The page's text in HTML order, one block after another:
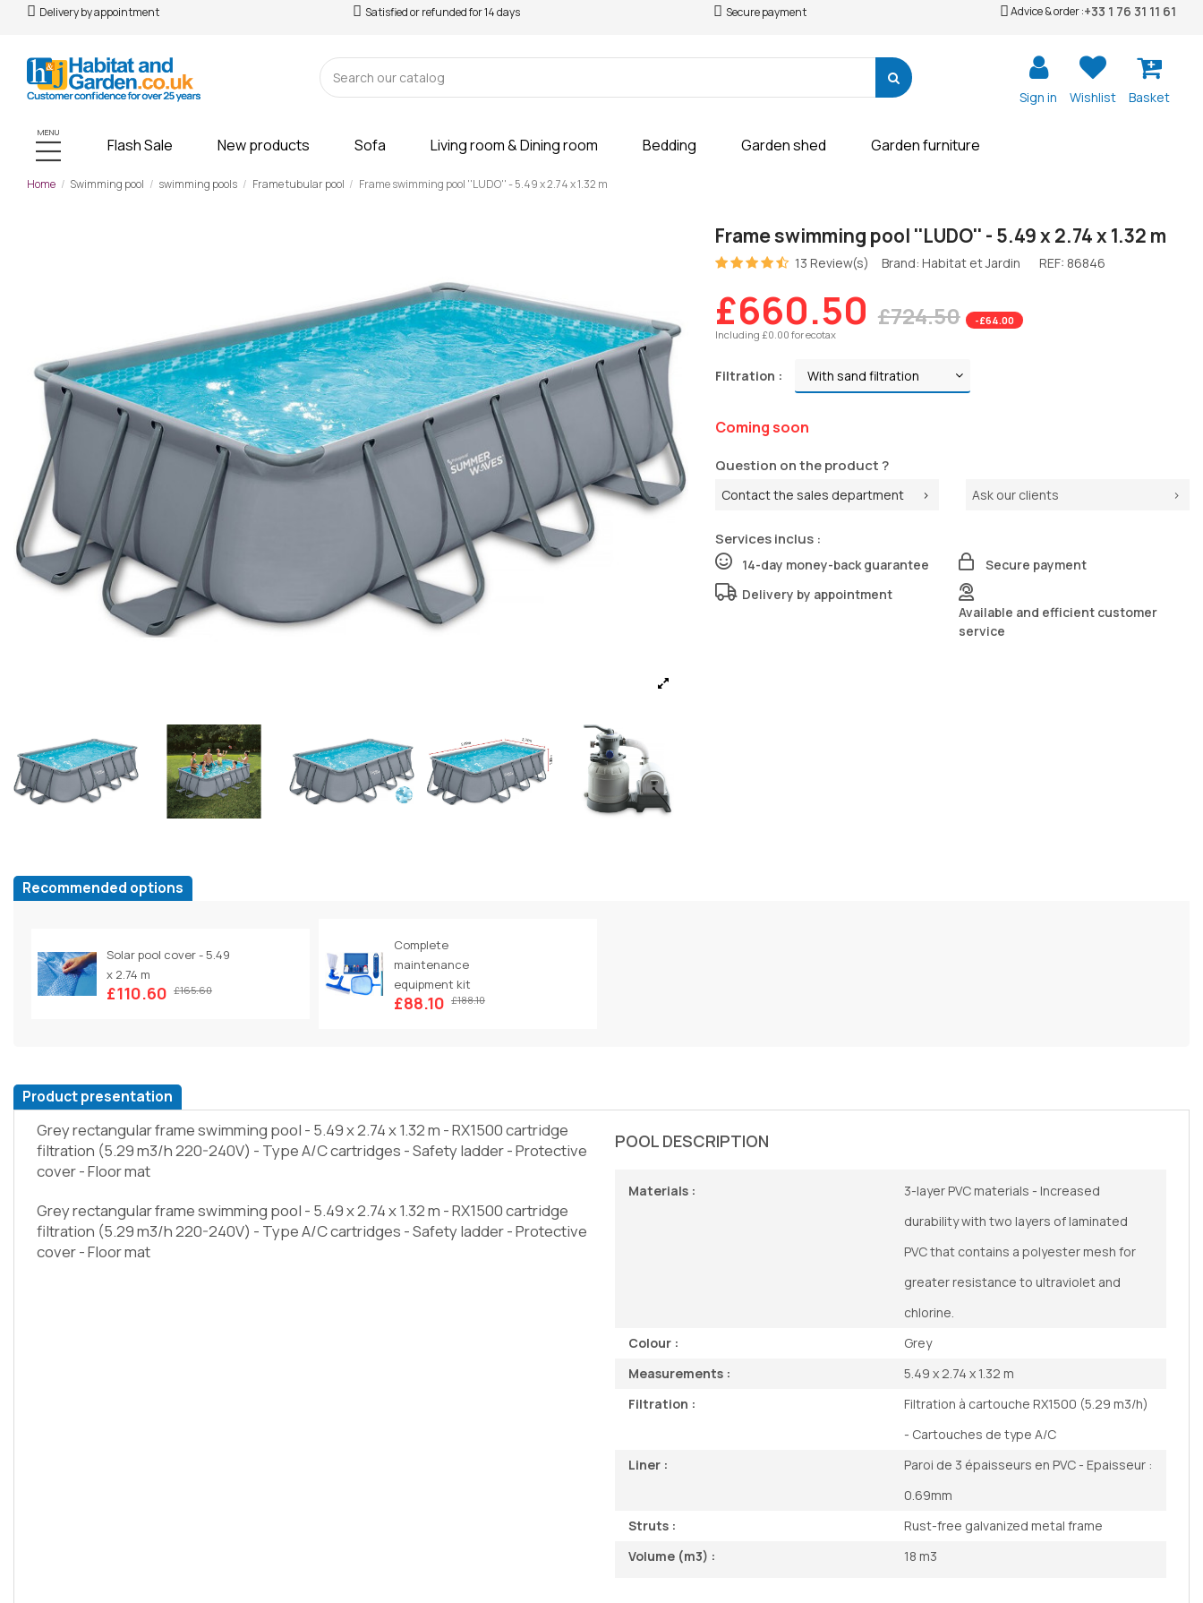
Delivery by appointment Satisfied or refunded for 14 days Secure payment Advice & order :+33 1 76 31 11 61
Sign in Wishlist Basket
MENU
Flash Sale New products Sofa Living room & Dining room Bedding Garden shed Garden furniture
Home Swimming pool swimming pools Frame tubular pool Frame swimming pool ''LUDO'' - 5.49 x 2.74 x 1.32 m
Frame swimming pool ''LUDO'' - 5.49 x 2.74 x 1.32 m
13 Review(s) Brand: Habitat et Jardin REF: 86846
£660.50 £724.50
-£64.00
Including £0.00 for ecotax
Filtration :
Coming soon
Question on the product ?
Contact the sales department Ask our clients
Services inclus :
14-day money-back guarantee
Secure payment
Delivery by appointment
Available and efficient customer
service
Recommended options
Solar pool cover - 5.49
x 2.74 m
£110.60 £165.60
Complete
maintenance
equipment kit
£88.10 £188.10
Product presentation
Grey rectangular frame swimming pool - 5.49 x 2.74 x 1.32 m - RX1500 cartridge
filtration (5.29 m3/h 220-240V) - Type A/C cartridges - Safety ladder - Protective
cover - Floor mat
Grey rectangular frame swimming pool - 5.49 x 2.74 x 1.32 m - RX1500 cartridge
filtration (5.29 m3/h 220-240V) - Type A/C cartridges - Safety ladder - Protective
cover - Floor mat
POOL DESCRIPTION
Materials :
3-layer PVC materials - Increased
durability with two layers of laminated
PVC that contains a polyester mesh for
greater resistance to ultraviolet and
chlorine.
Colour :
Grey
Measurements :
5.49 x 2.74 x 1.32 m
Filtration :
Filtration à cartouche RX1500 (5.29 m3/h)
- Cartouches de type A/C
Liner :
Paroi de 3 épaisseurs en PVC - Epaisseur :
0.69mm
Struts :
Rust-free galvanized metal frame
Volume (m3) :
18 m3